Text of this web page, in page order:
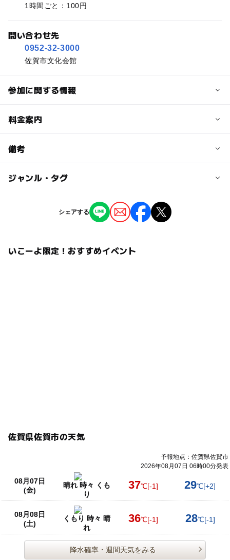
1時間ごと：100円
問い合わせ先
0952-32-3000
佐賀市文化会館
参加に関する情報
予約/応募
料金案内
料金について
備考
※掲載の情報は天候や主催者側の都合などにより変更にな
情報提供：イベントバンク
ジャンル・タグ
科学実験・サイエンス工作
シェアする
いこーよ限定！おすすめイベント
佐賀県佐賀市の天気
予報地点：佐賀県佐賀市
2026年08月07日 06時00分発表
08月07日
(金)
晴れ 時々 くも
り
37℃[-1] 29℃[+2]
08月08日
(土)
くもり 時々 晴
れ
36℃[-1] 28℃[-1]
降水確率・週間天気をみる